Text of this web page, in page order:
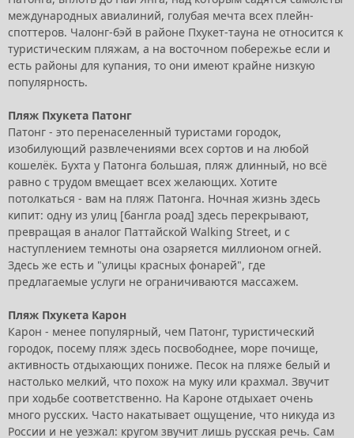
международных авиалиний, голубая мечта всех плейн-
споттеров. Чалонг-бэй в районе Пхукет-тауна не относится к
туристическим пляжам, а на восточном побережье если и
есть районы для купания, то они имеют крайне низкую
популярность.
Пляж Пхукета Патонг
Патонг - это перенаселенный туристами городок,
изобилующий развлечениями всех сортов и на любой
кошелёк. Бухта у Патонга большая, пляж длинный, но всё
равно с трудом вмещает всех желающих. Хотите
потолкаться - вам на пляж Патонга. Ночная жизнь здесь
кипит: одну из улиц [бангла роад] здесь перекрывают,
превращая в аналог Паттайской Walking Street, и с
наступлением темноты она озаряется миллионом огней.
Здесь же есть и "улицы красных фонарей", где
предлагаемые услуги не ограничиваются массажем.
Пляж Пхукета Карон
Карон - менее популярный, чем Патонг, туристический
городок, посему пляж здесь посвободнее, море почище,
активность отдыхающих пониже. Песок на пляже белый и
настолько мелкий, что похож на муку или крахмал. Звучит
при ходьбе соответственно. На Кароне отдыхает очень
много русских. Часто накатывает ощущение, что никуда из
России и не уезжал: кругом звучит лишь русская речь. Сам